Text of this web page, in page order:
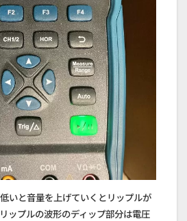
いと音量を上げていくとリップルが
ップルの波形のディップ部分は電圧